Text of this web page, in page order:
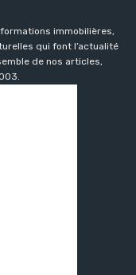
immobilières,
qui font l’actualité
de nos articles,